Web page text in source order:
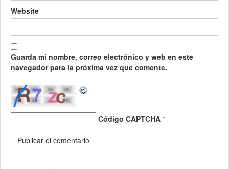
Website
Guarda mi nombre, correo electrónico y web en este
navegador para la próxima vez que comente.
Código CAPTCHA *